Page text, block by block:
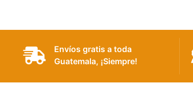
Envíos gratis a toda
Guatemala, ¡Siempre!